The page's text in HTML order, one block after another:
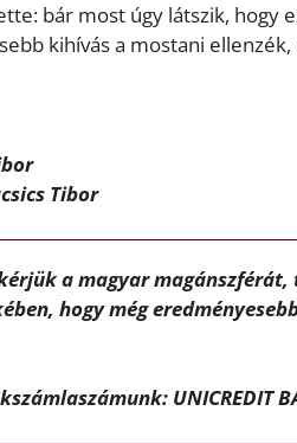
bár most úgy látszik, hogy
kihívás a mostani
Tibor
a magyar magánszférát,
hogy még
UNICREDIT